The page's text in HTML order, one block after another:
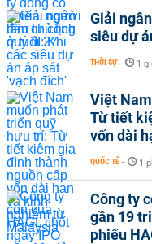
Giải
siêu dự
THỜI SỰ - 1
Việt
Từ tiết
vốn dài
QUỐC TẾ - 1
Công ty
gần 19
phiếu